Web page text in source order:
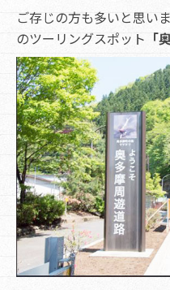
ご存じの方も多いと思い
のツーリングスポット 「